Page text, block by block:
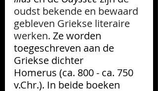
oudst bekende en bewaard
gebleven Griekse literaire
werken. Ze worden
toegeschreven aan de
Griekse dichter
Homerus (ca. 800 - ca. 750
v.Chr.). In beide boeken